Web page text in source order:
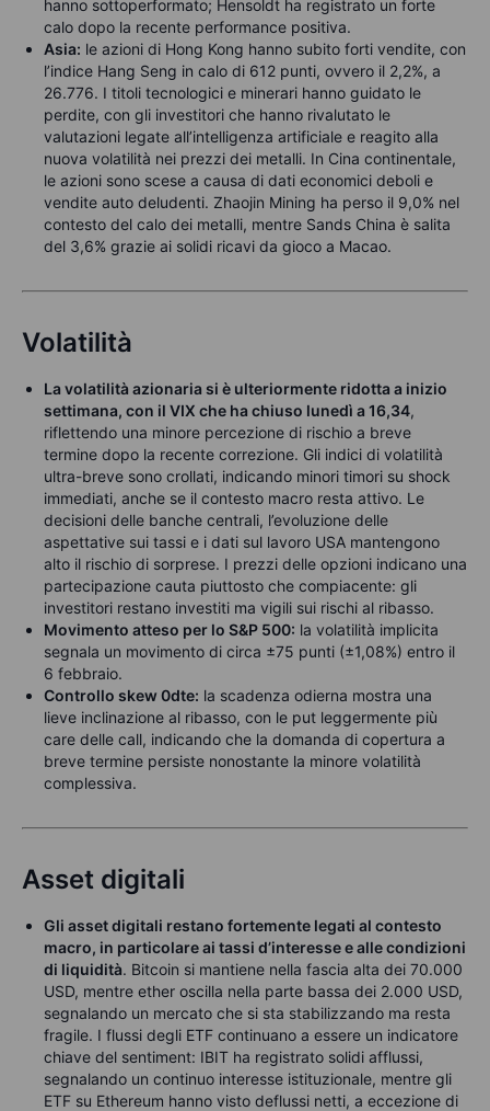
hanno sottoperformato; Hensoldt ha registrato un forte
calo dopo la recente performance positiva.
Asia: le azioni di Hong Kong hanno subito forti vendite, con
l’indice Hang Seng in calo di 612 punti, ovvero il 2,2%, a
26.776. I titoli tecnologici e minerari hanno guidato le
perdite, con gli investitori che hanno rivalutato le
valutazioni legate all’intelligenza artificiale e reagito alla
nuova volatilità nei prezzi dei metalli. In Cina continentale,
le azioni sono scese a causa di dati economici deboli e
vendite auto deludenti. Zhaojin Mining ha perso il 9,0% nel
contesto del calo dei metalli, mentre Sands China è salita
del 3,6% grazie ai solidi ricavi da gioco a Macao.
Volatilità
La volatilità azionaria si è ulteriormente ridotta a inizio
settimana, con il VIX che ha chiuso lunedì a 16,34,
riflettendo una minore percezione di rischio a breve
termine dopo la recente correzione. Gli indici di volatilità
ultra-breve sono crollati, indicando minori timori su shock
immediati, anche se il contesto macro resta attivo. Le
decisioni delle banche centrali, l’evoluzione delle
aspettative sui tassi e i dati sul lavoro USA mantengono
alto il rischio di sorprese. I prezzi delle opzioni indicano una
partecipazione cauta piuttosto che compiacente: gli
investitori restano investiti ma vigili sui rischi al ribasso.
Movimento atteso per lo S&P 500: la volatilità implicita
segnala un movimento di circa ±75 punti (±1,08%) entro il
6 febbraio.
Controllo skew 0dte: la scadenza odierna mostra una
lieve inclinazione al ribasso, con le put leggermente più
care delle call, indicando che la domanda di copertura a
breve termine persiste nonostante la minore volatilità
complessiva.
Asset digitali
Gli asset digitali restano fortemente legati al contesto
macro, in particolare ai tassi d’interesse e alle condizioni
di liquidità. Bitcoin si mantiene nella fascia alta dei 70.000
USD, mentre ether oscilla nella parte bassa dei 2.000 USD,
segnalando un mercato che si sta stabilizzando ma resta
fragile. I flussi degli ETF continuano a essere un indicatore
chiave del sentiment: IBIT ha registrato solidi afflussi,
segnalando un continuo interesse istituzionale, mentre gli
ETF su Ethereum hanno visto deflussi netti, a eccezione di